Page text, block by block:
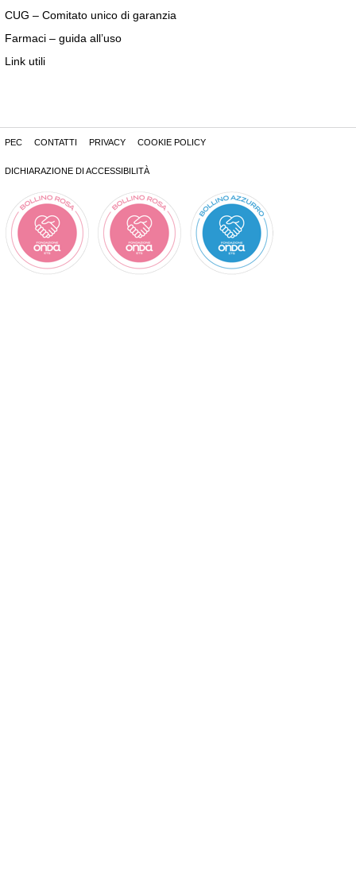
CUG – Comitato unico di garanzia
Farmaci – guida all’uso
Link utili
PEC CONTATTI PRIVACY COOKIE POLICY
DICHIARAZIONE DI ACCESSIBILITÀ